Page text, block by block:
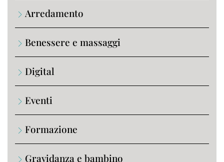
Arredamento
Benessere e massaggi
Digital
Eventi
Formazione
Gravidanza e bambino